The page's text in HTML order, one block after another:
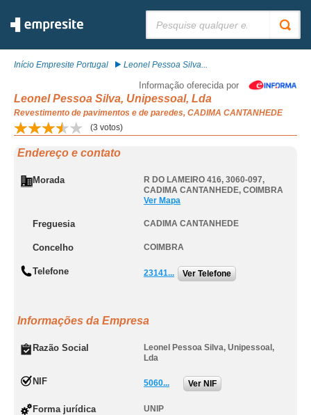
Início Empresite Portugal Leonel Pessoa Silva...
Informação oferecida por
Leonel Pessoa Silva, Unipessoal, Lda
Revestimento de pavimentos e de paredes, CADIMA CANTANHEDE
(3 votos)
Endereço e contato
Morada R DO LAMEIRO 416, 3060-097,
CADIMA CANTANHEDE, COIMBRA
Ver Mapa
Freguesia CADIMA CANTANHEDE
Concelho COIMBRA
Telefone 23141... Ver Telefone
Informações da Empresa
Razão Social
Leonel Pessoa Silva, Unipessoal,
Lda
NIF 5060... Ver NIF
Forma jurídica UNIP